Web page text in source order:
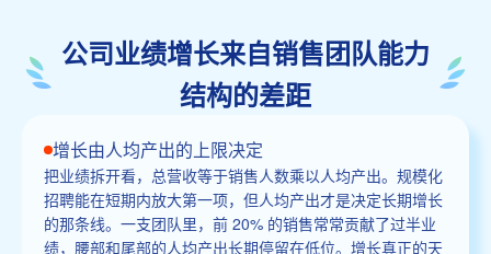
公司业绩增长来自销售团队能力
结构的差距
增长由人均产出的上限决定
把业绩拆开看，总营收等于销售人数乘以人均产出。规模化
招聘能在短期内放大第一项，但人均产出才是决定长期增长
的那条线。一支团队里，前 20% 的销售常常贡献了过半业
绩，腰部和尾部的人均产出长期停留在低位。增长真正的天